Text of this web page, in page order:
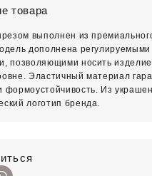
товара
выполнен из
дополнена регулируемыми
позволяющими носить
Эластичный материал
формоустойчивость. Из
логотип бренда.